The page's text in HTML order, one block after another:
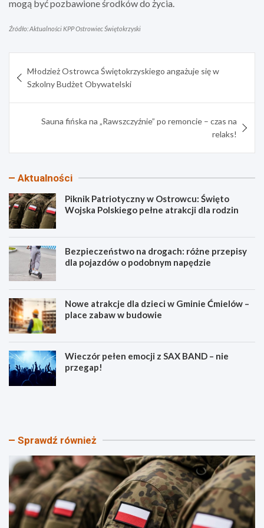
mogą być pozbawione środków do życia.
Źródło: Aktualności KPP Ostrowiec Świętokrzyski
wpisu
Młodzież Ostrowca Świętokrzyskiego angażuje się w
Szkolny Budżet Obywatelski
Sauna fińska na „Rawszczyźnie” po remoncie – czas na
relaks!
Aktualności
Piknik Patriotyczny w Ostrowcu: Święto
Wojska Polskiego pełne atrakcji dla rodzin
Bezpieczeństwo na drogach: różne przepisy
dla pojazdów o podobnym napędzie
Nowe atrakcje dla dzieci w Gminie Ćmielów –
place zabaw w budowie
Wieczór pełen emocji z SAX BAND – nie
przegap!
P
k
a
t
r
i
o
t
B
e
z
e
ń
s
t
w
Sprawdź również